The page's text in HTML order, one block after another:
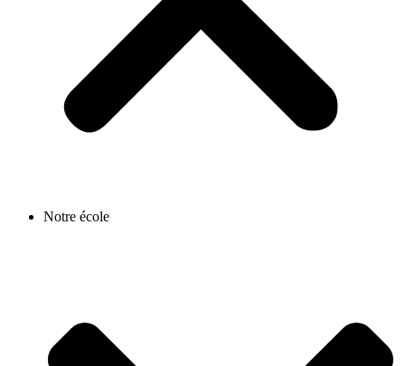
Notre école